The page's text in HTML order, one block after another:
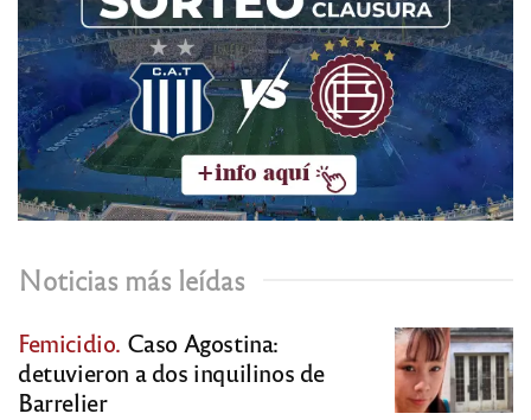
Noticias más leídas
Femicidio. Caso Agostina:
detuvieron a dos inquilinos de
Barrelier